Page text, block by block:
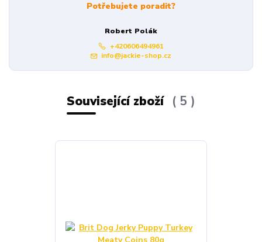
Potřebujete poradit?
Robert Polák
+420606494961
info@jackie-shop.cz
Související zboží 5